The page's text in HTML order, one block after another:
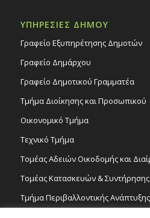
ΥΠΗΡΕΣΙΕΣ ΔΗΜΟΥ
Γραφείο Εξυπηρέτησης Δημοτών
Γραφείο Δημάρχου
Γραφείο Δημοτικού Γραμματέα
Τμήμα Διοίκησης και Προσωπικού
Οικονομικό Τμήμα
Τεχνικό Τμήμα
Τομέας Αδειών Οικοδομής και
Τομέας Κατασκευών & Συντήρησης
Τμήμα Περιβαλλοντικής Ανάπτυξης